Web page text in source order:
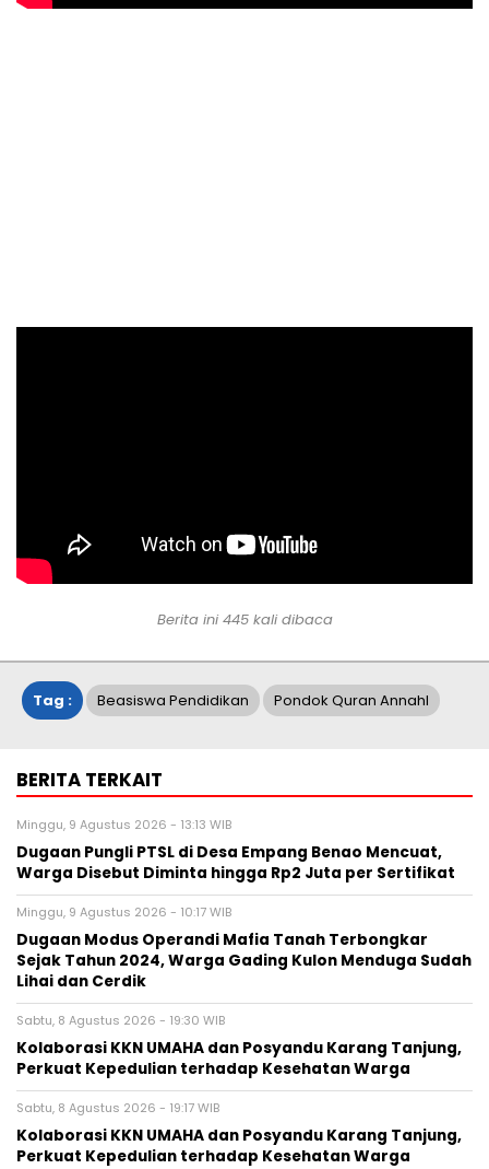
Berita ini 445kali dibaca
Tag : Beasiswa Pendidikan Pondok Quran Annahl
BERITA TERKAIT
Minggu, 9 Agustus 2026 - 13:13 WIB
Dugaan Pungli PTSL di Desa Empang Benao Mencuat,
Warga Disebut Diminta hingga Rp2 Juta per Sertifikat
Minggu, 9 Agustus 2026 - 10:17 WIB
Dugaan Modus Operandi Mafia Tanah Terbongkar
Sejak Tahun 2024, Warga Gading Kulon Menduga Sudah
Lihai dan Cerdik
Sabtu, 8 Agustus 2026 - 19:30 WIB
Kolaborasi KKN UMAHA dan Posyandu Karang Tanjung,
Perkuat Kepedulian terhadap Kesehatan Warga
Sabtu, 8 Agustus 2026 - 19:17 WIB
Kolaborasi KKN UMAHA dan Posyandu Karang Tanjung,
Perkuat Kepedulian terhadap Kesehatan Warga